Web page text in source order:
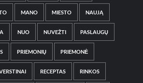
MANO MIESTO NAUJĄ
NUO NUVEŽTI PASLAUGŲ
PRIEMONIŲ PRIEMONĖ
RECEPTAS RINKOS